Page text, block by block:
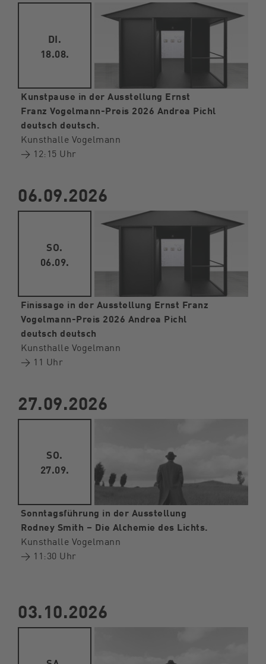
DI.
18.08.
Kunstpause in der Ausstellung Ernst
Franz Vogelmann-Preis 2026 Andrea Pichl
deutsch deutsch.
Kunsthalle Vogelmann
→ 12:15 Uhr
06.09.2026
SO.
06.09.
Finissage in der Ausstellung Ernst Franz
Vogelmann-Preis 2026 Andrea Pichl
deutsch deutsch
Kunsthalle Vogelmann
→ 11 Uhr
27.09.2026
SO.
27.09.
Sonntagsführung in der Ausstellung
Rodney Smith – Die Alchemie des Lichts.
Kunsthalle Vogelmann
→ 11:30 Uhr
03.10.2026